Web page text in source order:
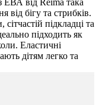
від Reima така
від бігу та стрибків.
підкладці та
підходить як
Еластичні
дітям легко та